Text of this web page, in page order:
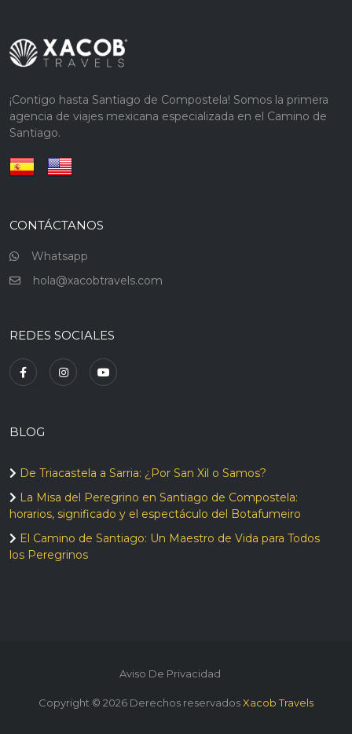
¡Contigo hasta Santiago de Compostela! Somos la primera
agencia de viajes mexicana especializada en el Camino de
Santiago.
CONTÁCTANOS
Whatsapp
hola@xacobtravels.com
REDES SOCIALES
BLOG
De Triacastela a Sarria: ¿Por San Xil o Samos?
La Misa del Peregrino en Santiago de Compostela:
horarios, significado y el espectáculo del Botafumeiro
El Camino de Santiago: Un Maestro de Vida para Todos
los Peregrinos
Copyright © 2026 Derechos reservadosXacob Travels
Aviso De Privacidad